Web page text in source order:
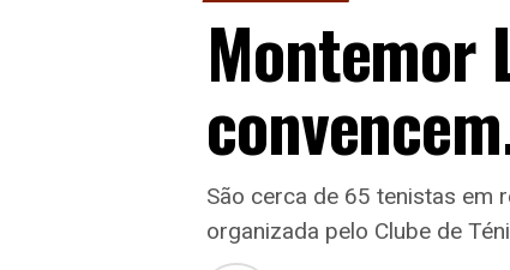
Montemor
São cerca de 65 tenistas em
organizada pelo Clube de